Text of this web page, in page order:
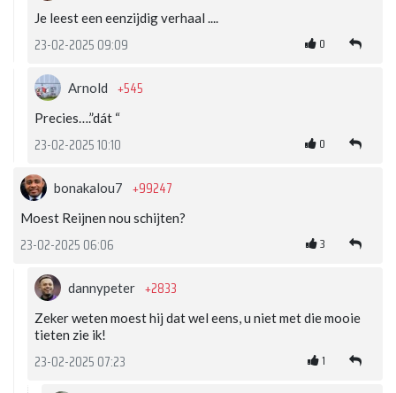
Je leest een eenzijdig verhaal ....
23-02-2025 09:09 0
Arnold +545
Precies….”dát “
23-02-2025 10:10 0
bonakalou7 +99247
Moest Reijnen nou schijten?
23-02-2025 06:06 3
dannypeter +2833
Zeker weten moest hij dat wel eens, u niet met die mooie
tieten zie ik!
23-02-2025 07:23 1